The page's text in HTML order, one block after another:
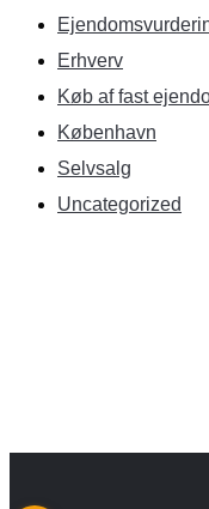
Erhverv
Køb af fast
København
Selvsalg
Uncategorized